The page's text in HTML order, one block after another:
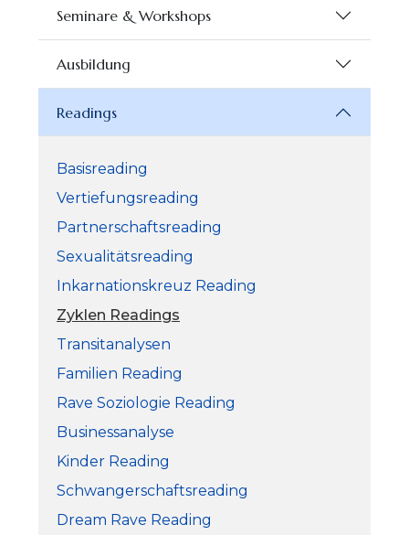
Seminare & Workshops
Ausbildung
Readings
Basisreading
Vertiefungsreading
Partnerschaftsreading
Sexualitätsreading
Inkarnationskreuz Reading
Zyklen Readings
Transitanalysen
Familien Reading
Rave Soziologie Reading
Businessanalyse
Kinder Reading
Schwangerschaftsreading
Dream Rave Reading